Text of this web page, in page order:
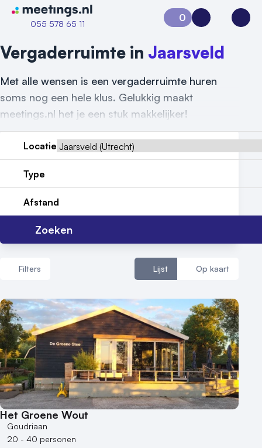
Naar home van Meetings
055 578 65 11
Vraag locatie aan
Locatiegids
Nieuws
Reviews (5⭐️)
Contact
0
Aanvraag 0Inloggen
Vergaderruimte in Jaarsveld
Met alle wensen is een vergaderruimte huren
soms nog een hele klus. Gelukkig maakt
meetings.nl het je een stuk makkelijker!
Locatie
Type
Afstand
Zoeken
Filters Lijst Op kaart
Aantal zalen
1 - 5 zalen
6 - 10 zalen
10 of meer zalen
Aantal personen
1 - 50 personen
50 - 100 personen
100 - 250 personen
Het Groene Wout
Goudriaan
20 - 40 personen